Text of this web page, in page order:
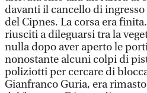
davanti il cancello di
del Cipnes. La corsa era
riusciti a dileguarsi tra la
nulla dopo aver aperto le
nonostante alcuni colpi di
poliziotti per cercare di
Gianfranco Guria, era